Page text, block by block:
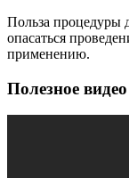
Польза процедуры
опасаться
применению.
Полезное видео